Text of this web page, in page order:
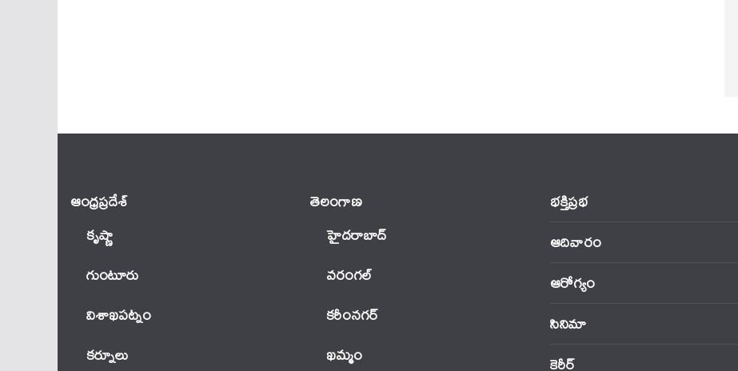
ఆంధ్ర‌ప్ర‌దేశ్
కృష్ణా
గుంటూరు
విశాఖపట్నం
కర్నూలు
తెలంగాణ‌
హైదరాబాద్
వ‌రంగ‌ల్
కరీంనగర్
ఖ‌మ్మం
భక్తిప్రభ
ఆదివారం
ఆరోగ్యం
సినిమా
కెరీర్